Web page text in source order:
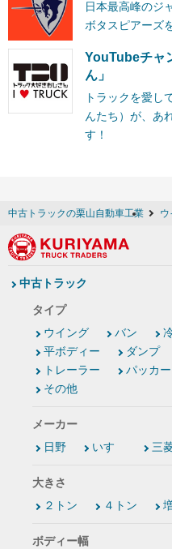
日本最高峰のジ
ボタスピアーズ
YouTubeチャ
ん」
トラックを愛し
んたち）が、あ
す！
中古トラックの栗山自動車工業 ウ
中古トラック
タイプ
ウイング
バン
平ボディー
ダンプ
トレーラー
パッカー
その他
メーカー
日野
いすゞ 三
大きさ
２トン
４トン
ボディー幅